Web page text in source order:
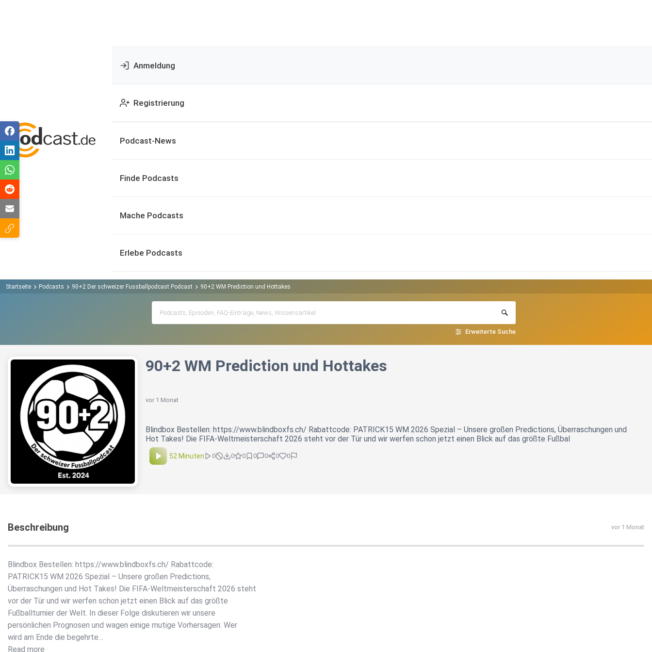
Anmeldung
Registrierung
Podcast-News
Finde Podcasts
Mache Podcasts
Erlebe Podcasts
Startseite Podcasts 90+2 Der schweizer Fussballpodcast Podcast 90+2 WM Prediction und Hottakes
Erweiterte Suche
90+2 WM Prediction und Hottakes
vor 1 Monat
Blindbox Bestellen: https://www.blindboxfs.ch/ Rabattcode: PATRICK15 WM 2026 Spezial – Unsere großen Predictions, Überraschungen und
Hot Takes! Die FIFA-Weltmeisterschaft 2026 steht vor der Tür und wir werfen schon jetzt einen Blick auf das größte Fußbal
52 Minuten 0 0 0 0 0 0 0
Beschreibung vor 1 Monat
Blindbox Bestellen: https://www.blindboxfs.ch/ Rabattcode:
PATRICK15 WM 2026 Spezial – Unsere großen Predictions,
Überraschungen und Hot Takes! Die FIFA-Weltmeisterschaft 2026 steht
vor der Tür und wir werfen schon jetzt einen Blick auf das größte
Fußballturnier der Welt. In dieser Folge diskutieren wir unsere
persönlichen Prognosen und wagen einige mutige Vorhersagen: Wer
wird am Ende die begehrte…
Read more